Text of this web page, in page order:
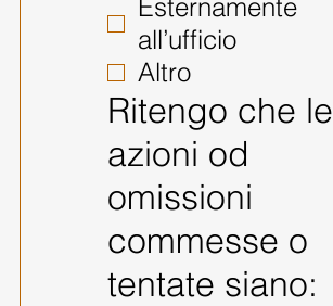
Esternamente
all’ufficio
Altro
Ritengo che le
azioni od
omissioni
commesse o
tentate siano: